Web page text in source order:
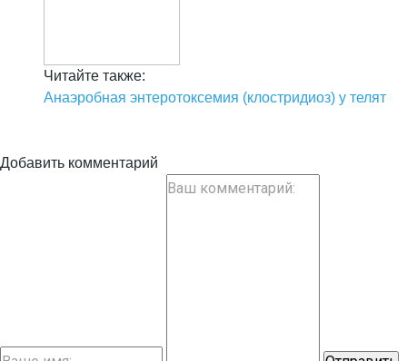
Читайте также:
Анаэробная энтеротоксемия (клостридиоз) у телят
Добавить комментарий